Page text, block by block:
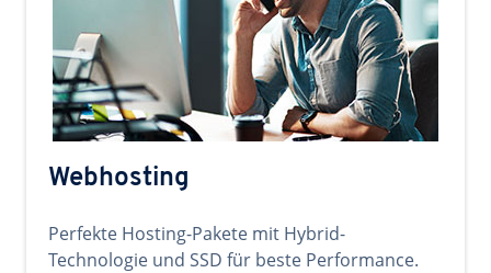
Webhosting
Perfekte Hosting-Pakete mit Hybrid-
Technologie und SSD für beste Performance.